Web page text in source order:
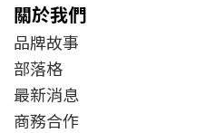
關於我們
品牌故事
部落格
最新消息
商務合作